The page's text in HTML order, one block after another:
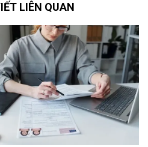
LIÊN QUAN